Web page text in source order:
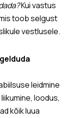
Kui vastus
toob selgust
vestlusele.
leidmine
loodus,
kõik luua